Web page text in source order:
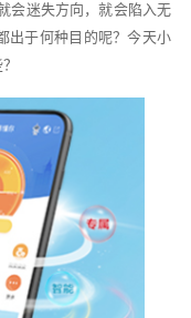
会迷失方向，就会陷入无
出于何种目的呢？今天小